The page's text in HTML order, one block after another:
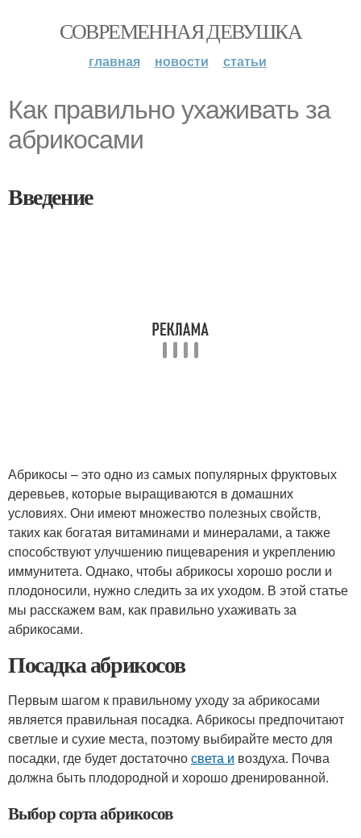
СОВРЕМЕННАЯ ДЕВУШКА
главная новости статьи
Как правильно ухаживать за
абрикосами
Введение
Абрикосы – это одно из самых популярных фруктовых
деревьев, которые выращиваются в домашних
условиях. Они имеют множество полезных свойств,
таких как богатая витаминами и минералами, а также
способствуют улучшению пищеварения и укреплению
иммунитета. Однако, чтобы абрикосы хорошо росли и
плодоносили, нужно следить за их уходом. В этой статье
мы расскажем вам, как правильно ухаживать за
абрикосами.
Посадка абрикосов
Первым шагом к правильному уходу за абрикосами
является правильная посадка. Абрикосы предпочитают
светлые и сухие места, поэтому выбирайте место для
посадки, где будет достаточносвета и воздуха. Почва
должна быть плодородной и хорошо дренированной.
Выбор сорта абрикосов